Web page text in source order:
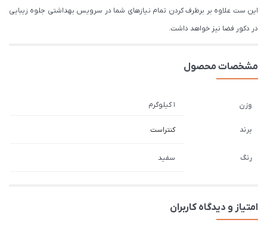
این ست علاوه بر برطرف کردن تمام نیازهای شما در سرویس بهداشتی جلوه زیبایی
در دکور فضا نیز خواهد داشت.
مشخصات محصول
وزن 1 کیلوگرم
برند کنتراست
رنگ سفید
امتیاز و دیدگاه کاربران